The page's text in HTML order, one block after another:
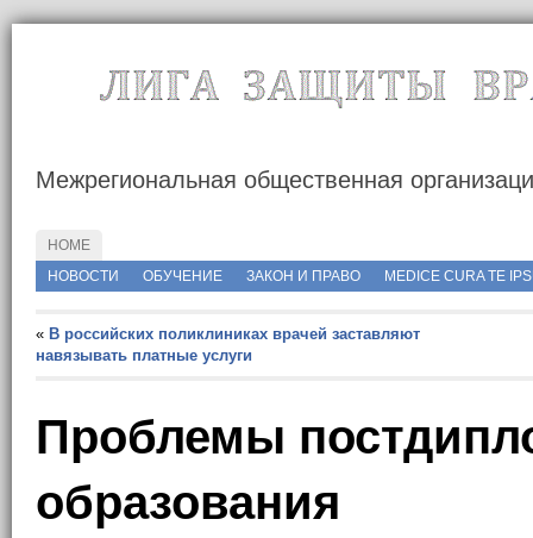
Межрегиональная общественная
HOME
http://rusmedserver.com/wp-content/uploads/2015/05/росмедсервер.jpg
НОВОСТИ ОБУЧЕНИЕ ЗАКОН И ПРАВО MEDICE CURA TE
« В российских поликлиниках врачей заставляют
навязывать платные услуги
Проблемы
образования